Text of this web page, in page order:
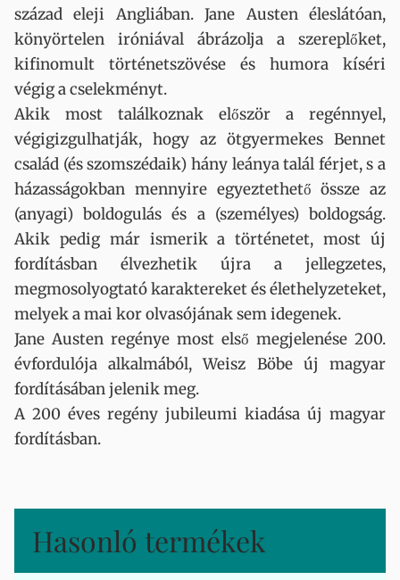
század eleji Angliában. Jane Austen éleslátóan,
könyörtelen iróniával ábrázolja a szereplőket,
kifinomult történetszövése és humora kíséri
végig a cselekményt.
Akik most találkoznak először a regénnyel,
végigizgulhatják, hogy az ötgyermekes Bennet
család (és szomszédaik) hány leánya talál férjet, s a
házasságokban mennyire egyeztethető össze az
(anyagi) boldogulás és a (személyes) boldogság.
Akik pedig már ismerik a történetet, most új
fordításban élvezhetik újra a jellegzetes,
megmosolyogtató karaktereket és élethelyzeteket,
melyek a mai kor olvasójának sem idegenek.
Jane Austen regénye most első megjelenése 200.
évfordulója alkalmából, Weisz Böbe új magyar
fordításában jelenik meg.
A 200 éves regény jubileumi kiadása új magyar
fordításban.
Hasonló termékek